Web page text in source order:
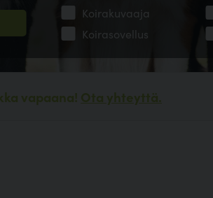
Koirakuvaaja
Koirasovellus
vapaana! Ota yhteyttä.